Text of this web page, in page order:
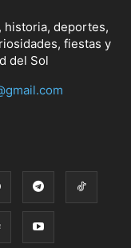
historia, deportes,
fiestas y
del Sol